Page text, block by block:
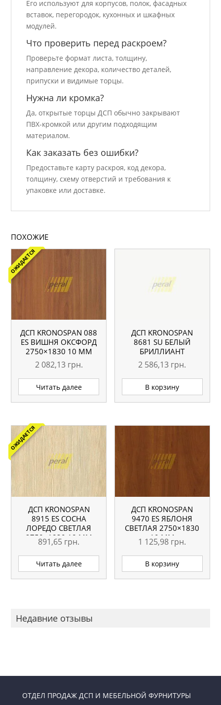
Его используют для корпусов, полок, фасадных
вставок, перегородок, кухонных и шкафных
модулей.
Что проверить перед раскроем?
Проверьте формат листа, толщину,
направление декора, количество деталей,
припуски и видимые торцы.
Нужна ли кромка?
Да, открытые торцы ДСП обычно закрывают
ПВХ-кромкой или другим подходящим
материалом.
Как заказать без ошибки?
Предоставьте карту раскроя, код декора,
толщину, схему отверстий и требования к
упаковке или доставке.
ПОХОЖИЕ
ОЖИДАЕТСЯ
ДСП KRONOSPAN 088
ES ВИШНЯ ОКСФОРД
2750×1830 10 ММ
2 082,13 грн.
Читать далее
ДСП KRONOSPAN
8681 SU БЕЛЫЙ
БРИЛЛИАНТ
2800×2070 18 ММ
2 586,13 грн.
В корзину
ОЖИДАЕТСЯ
ДСП KRONOSPAN
8915 ES СОСНА
ЛОРЕДО СВЕТЛАЯ
2750×1830 18 ММ
891,65 грн.
Читать далее
ДСП KRONOSPAN
9470 ES ЯБЛОНЯ
СВЕТЛАЯ 2750×1830
10 ММ
1 125,98 грн.
В корзину
Недавние отзывы
ОТДЕЛ ПРОДАЖ ДСП И МЕБЕЛЬНОЙ ФУРНИТУРЫ